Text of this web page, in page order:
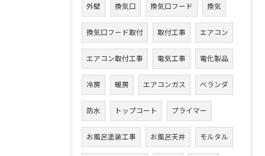
外壁 換気口 換気口フード 換気
換気口フード取付 取付工事 エアコン
エアコン取付工事 電気工事 電化製品
冷房 暖房 エアコンガス ベランダ
防水 トップコート プライマー
お風呂塗装工事 お風呂天井 モルタル